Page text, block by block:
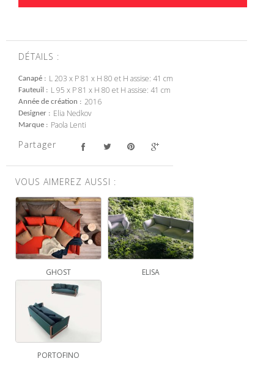
DÉTAILS :
Canapé L 203 x P 81 x H 80 et H assise: 41 cm
Fauteuil L 95 x P 81 x H 80 et H assise: 41 cm
Année de création 2016
Designer Elia Nedkov
Marque Paola Lenti
Partager
VOUS AIMEREZ AUSSI :
GHOST ELISA
PORTOFINO